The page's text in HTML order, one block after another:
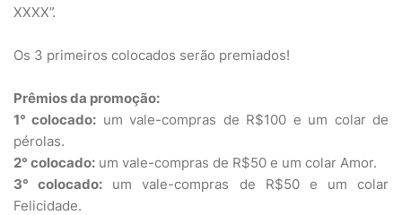
XXXX”.
Os 3 primeiros colocados serão premiados!
Prêmios da promoção:
1° colocado: um vale-compras de R$100 e um colar de
pérolas.
2° colocado: um vale-compras de R$50 e um colar Amor.
3° colocado: um vale-compras de R$50 e um colar
Felicidade.